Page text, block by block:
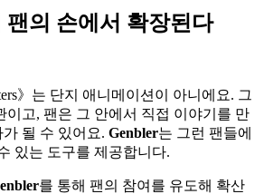
팬의 손에서 확장된다
》는 단지 애니메이션이 아니에요. 그
이고, 팬은 그 안에서 직접 이야기를 만
될 수 있어요. Genbler는 그런 팬들에
있는 도구를 제공합니다.
를 통해 팬의 참여를 유도해 확산